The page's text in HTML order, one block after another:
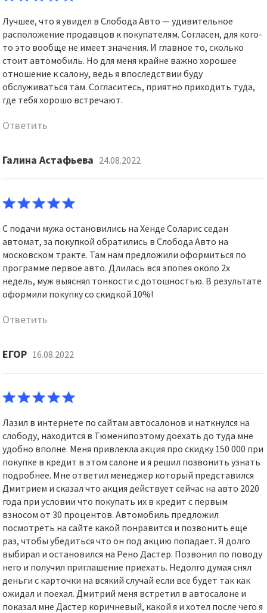
Лучшее, что я увидел в Слобода Авто — удивительное
расположение продавцов к покупателям. Согласен, для кого-
то это вообще не имеет значения. И главное то, сколько
стоит автомобиль. Но для меня крайне важно хорошее
отношение к салону, ведь я впоследствии буду
обслуживаться там. Согласитесь, приятно приходить туда,
где тебя хорошо встречают.
Ответить
Галина Астафьева 24.08.2022
С подачи мужа остановились на Хенде Соларис седан
автомат, за покупкой обратились в Слобода Авто на
московском тракте. Там нам предложили оформиться по
программе первое авто. Длилась вся эпопея около 2х
недель, муж выяснял тонкости с дотошностью. В результате
оформили покупку со скидкой 10%!
Ответить
ЕГОР 16.08.2022
Лазил в интернете по сайтам автосалонов и наткнулся на
слободу, находится в Тюменипоэтому доехать до туда мне
удобно вполне. Меня привлекла акция про скидку 150 000 при
покупке в кредит в этом салоне и я решил позвонить узнать
подробнее. Мне ответил менеджер который представился
Дмитрием и сказал что акция действует сейчас на авто 2020
года при условии что покупать их в кредит с первым
взносом от 30 процентов. Автомобиль предложил
посмотреть на сайте какой понравится и позвонить еще
раз, чтобы убедиться что он под акцию попадает. Я долго
выбирал и остановился на Рено Дастер. Позвонил по поводу
него и получил приглашение приехать. Недолго думая снял
деньги с карточки на всякий случай если все будет так как
ожидал и поехал. Дмитрий меня встретил в автосалоне и
показал мне Дастер коричневый, какой я и хотел после чего я